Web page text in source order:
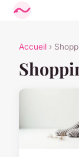
Accueil ›